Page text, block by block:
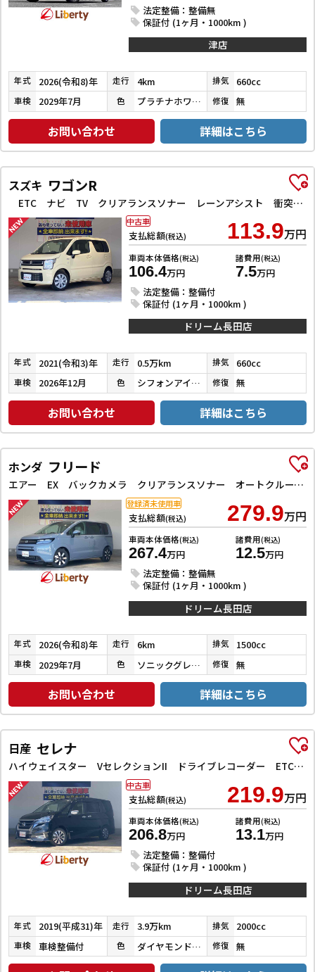
法定整備：整備無
保証付 (1ヶ月・1000km )
津店
年式 2026(令和8)年 走行 4km 排気 660cc
車検 2029年7月 色 プラチナホワイトパール 修復 無
お問い合わせ 詳細はこちら
スズキ ワゴンR
ETC ナビ TV クリアランスソナー レーンアシスト 衝突被害軽減システム オートライト スマートキー アイドリングストップ 電動格納ミラー シートヒーター ベンチシート CVT ESC CD
支払総額(税込) 113.9万円
車両本体価格(税込)
106.4万円
諸費用(税込)
7.5万円
法定整備：整備付
保証付 (1ヶ月・1000km )
中古車
ドリーム長田店
年式 2021(令和3)年 走行 0.5万km 排気 660cc
車検 2026年12月 色 シフォンアイボリーメタリック 修復 無
お問い合わせ 詳細はこちら
ホンダ フリード
エアー EX バックカメラ クリアランスソナー オートクルーズコントロール レーンアシスト 衝突被害軽減システム 両側電動スライドドア オートライト LEDヘッドランプ スマートキー 電動格納ミラー シートヒーター
支払総額(税込) 279.9万円
車両本体価格(税込)
267.4万円
諸費用(税込)
12.5万円
法定整備：整備無
保証付 (1ヶ月・1000km )
登録済未使用車
ドリーム長田店
年式 2026(令和8)年 走行 6km 排気 1500cc
車検 2029年7月 色 ソニックグレーパール 修復 無
お問い合わせ 詳細はこちら
日産 セレナ
ハイウェイスター VセレクションII ドライブレコーダー ETC 全周囲カメラ ナビ TV クリアランスソナー オートクルーズコントロール パークアシスト 衝突被害軽減システム 両側電動スライドドア オートライト LEDヘッドランプ
支払総額(税込) 219.9万円
車両本体価格(税込)
206.8万円
諸費用(税込)
13.1万円
法定整備：整備付
保証付 (1ヶ月・1000km )
中古車
ドリーム長田店
年式 2019(平成31)年 走行 3.9万km 排気 2000cc
車検 車検整備付 色 ダイヤモンドブラックパール 修復 無